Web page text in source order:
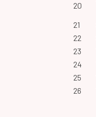
20
21
22
23
24
25
26